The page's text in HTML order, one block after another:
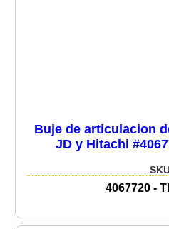
Buje de articulacion
JD y Hitachi
4067720 -